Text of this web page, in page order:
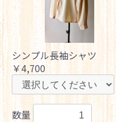
シンプル長袖シャツ
￥4,700
数量